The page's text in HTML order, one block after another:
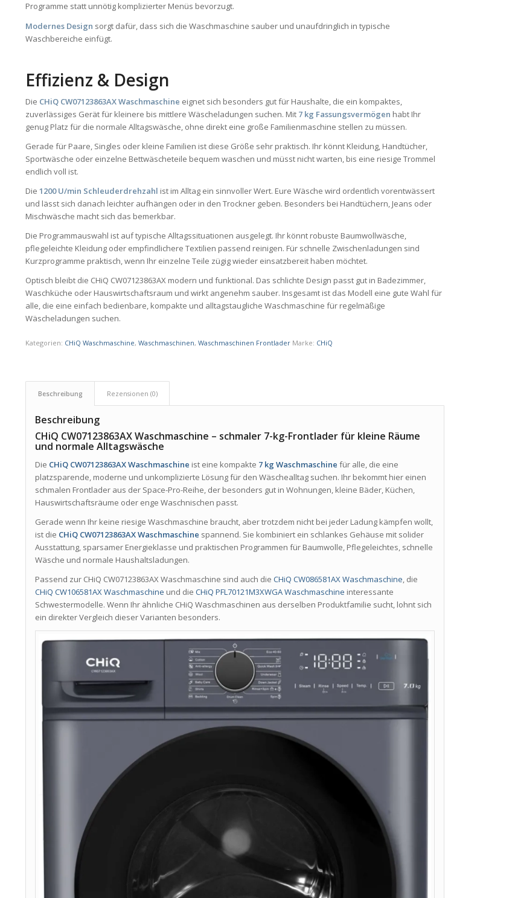
Programme statt unnötig komplizierter Menüs bevorzugt.
Modernes Design sorgt dafür, dass sich die Waschmaschine sauber und unaufdringlich in typische
Waschbereiche einfügt.
Effizienz & Design
Die CHiQ CW07123863AX Waschmaschine eignet sich besonders gut für Haushalte, die ein kompaktes,
zuverlässiges Gerät für kleinere bis mittlere Wäscheladungen suchen. Mit 7 kg Fassungsvermögen habt Ihr
genug Platz für die normale Alltagswäsche, ohne direkt eine große Familienmaschine stellen zu müssen.
Gerade für Paare, Singles oder kleine Familien ist diese Größe sehr praktisch. Ihr könnt Kleidung, Handtücher,
Sportwäsche oder einzelne Bettwäscheteile bequem waschen und müsst nicht warten, bis eine riesige Trommel
endlich voll ist.
Die1200 U/min Schleuderdrehzahl ist im Alltag ein sinnvoller Wert. Eure Wäsche wird ordentlich vorentwässert
und lässt sich danach leichter aufhängen oder in den Trockner geben. Besonders bei Handtüchern, Jeans oder
Mischwäsche macht sich das bemerkbar.
Die Programmauswahl ist auf typische Alltagssituationen ausgelegt. Ihr könnt robuste Baumwollwäsche,
pflegeleichte Kleidung oder empfindlichere Textilien passend reinigen. Für schnelle Zwischenladungen sind
Kurzprogramme praktisch, wenn Ihr einzelne Teile zügig wieder einsatzbereit haben möchtet.
Optisch bleibt die CHiQ CW07123863AX modern und funktional. Das schlichte Design passt gut in Badezimmer,
Waschküche oder Hauswirtschaftsraum und wirkt angenehm sauber. Insgesamt ist das Modell eine gute Wahl für
alle, die eine einfach bedienbare, kompakte und alltagstaugliche Waschmaschine für regelmäßige
Wäscheladungen suchen.
Kategorien: CHiQ Waschmaschine,Waschmaschinen,Waschmaschinen Frontlader Marke: CHiQ
Beschreibung Rezensionen (0)
Beschreibung
CHiQ CW07123863AX Waschmaschine – schmaler 7-kg-Frontlader für kleine Räume
und normale Alltagswäsche
Die CHiQ CW07123863AX Waschmaschine ist eine kompakte 7 kg Waschmaschine für alle, die eine
platzsparende, moderne und unkomplizierte Lösung für den Wäschealltag suchen. Ihr bekommt hier einen
schmalen Frontlader aus der Space-Pro-Reihe, der besonders gut in Wohnungen, kleine Bäder, Küchen,
Hauswirtschaftsräume oder enge Waschnischen passt.
Gerade wenn Ihr keine riesige Waschmaschine braucht, aber trotzdem nicht bei jeder Ladung kämpfen wollt,
ist die CHiQ CW07123863AX Waschmaschine spannend. Sie kombiniert ein schlankes Gehäuse mit solider
Ausstattung, sparsamer Energieklasse und praktischen Programmen für Baumwolle, Pflegeleichtes, schnelle
Wäsche und normale Haushaltsladungen.
Passend zur CHiQ CW07123863AX Waschmaschine sind auch dieCHiQ CW086581AX Waschmaschine, die
CHiQ CW106581AX Waschmaschine und dieCHiQ PFL70121M3XWGA Waschmaschine interessante
Schwestermodelle. Wenn Ihr ähnliche CHiQ Waschmaschinen aus derselben Produktfamilie sucht, lohnt sich
ein direkter Vergleich dieser Varianten besonders.